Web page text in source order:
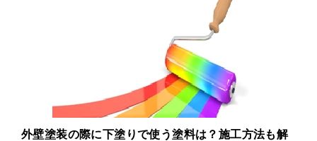
外壁塗装の際に下塗りで使う塗料は？施工方法も解